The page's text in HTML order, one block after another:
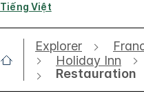
Tiếng Việt
Explorer
Holiday Inn
Restauration